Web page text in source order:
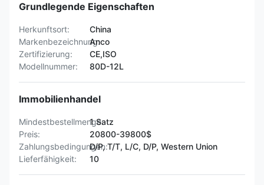
Grundlegende Eigenschaften
Herkunftsort:
China
Markenbezeichnung:Anco
Zertifizierung:
CE,ISO
Modellnummer:
80D-12L
Immobilienhandel
Mindestbestellmenge:
1 Satz
Preis:
20800-39800$
Zahlungsbedingungen:D/P, T/T, L/C, D/P, Western Union
Lieferfähigkeit:
10